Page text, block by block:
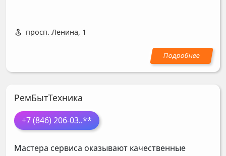
просп. Ленина, 1
РемБытТехника
+7 (846) 206-03..**
Мастера сервиса оказывают качественные